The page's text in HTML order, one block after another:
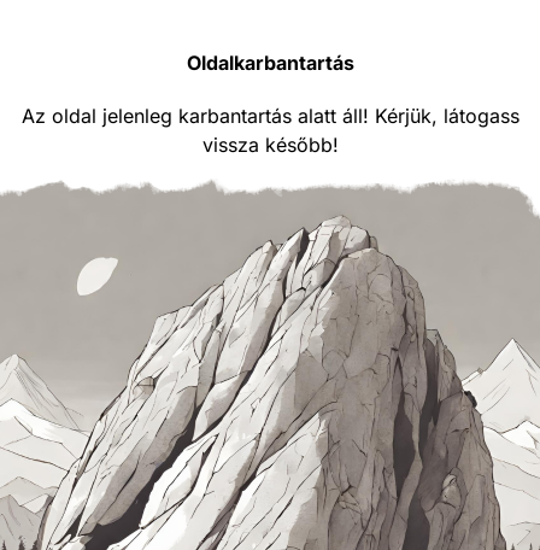
Oldalkarbantartás
Az oldal jelenleg karbantartás alatt áll! Kérjük, látogass
vissza később!